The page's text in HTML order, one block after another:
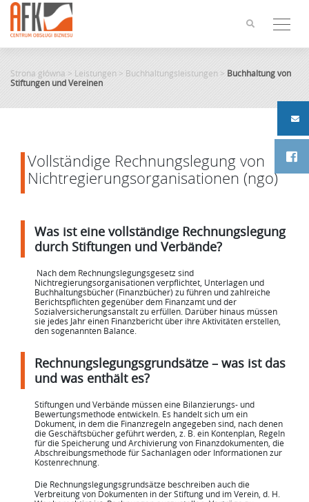
content
Strona główna > Leistungen > Buchhaltungsleistungen > Buchhaltung von
Stiftungen und Vereinen
Vollständige Rechnungslegung von
Nichtregierungsorganisationen (ngo)
Was ist eine vollständige Rechnungslegung
durch Stiftungen und Verbände?
Nach dem Rechnungslegungsgesetz sind
Nichtregierungsorganisationen verpflichtet, Unterlagen und
Buchhaltungsbücher (Finanzbücher) zu führen und zahlreiche
Berichtspflichten gegenüber dem Finanzamt und der
Sozialversicherungsanstalt zu erfüllen. Darüber hinaus müssen
sie jedes Jahr einen Finanzbericht über ihre Aktivitäten erstellen,
den sogenannten Balance.
Rechnungslegungsgrundsätze – was ist das
und was enthält es?
Stiftungen und Verbände müssen eine Bilanzierungs- und
Bewertungsmethode entwickeln. Es handelt sich um ein
Dokument, in dem die Finanzregeln angegeben sind, nach denen
die Geschäftsbücher geführt werden, z. B. ein Kontenplan, Regeln
für die Speicherung und Archivierung von Finanzdokumenten, die
Abschreibungsmethode für Sachanlagen oder Informationen zur
Kostenrechnung.
Die Rechnungslegungsgrundsätze beschreiben auch die
Verbreitung von Dokumenten in der Stiftung und im Verein, d. H.